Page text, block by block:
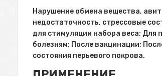
Нарушение обмена вещества,
недостаточность, стрессовые
для стимуляции набора веса;
болезням; После вакцинации;
состояния перьевого покрова.